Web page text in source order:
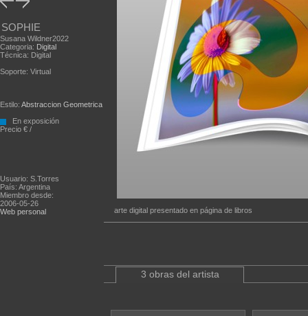
SOPHIE
Susana Wildner2022
Categoria: Digital
Técnica: Digital
Soporte: Virtual
Estilo: Abstraccion Geometrica
En exposición
Precio € /
Usuario: S.Torres
País: Argentina
Miembro desde:
2006-05-26
Web personal
arte digital presentado en página de libros
3 obras del artista